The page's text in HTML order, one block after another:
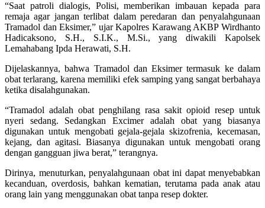
“Saat patroli dialogis, Polisi, memberikan imbauan kepada para
remaja agar jangan terlibat dalam peredaran dan penyalahgunaan
Tramadol dan Eksimer,” ujar Kapolres Karawang AKBP Wirdhanto
Hadicaksono, S.H., S.I.K., M.Si., yang diwakili Kapolsek
Lemahabang Ipda Herawati, S.H.
Dijelaskannya, bahwa Tramadol dan Eksimer termasuk ke dalam
obat terlarang, karena memiliki efek samping yang sangat berbahaya
ketika disalahgunakan.
“Tramadol adalah obat penghilang rasa sakit opioid resep untuk
nyeri sedang. Sedangkan Excimer adalah obat yang biasanya
digunakan untuk mengobati gejala-gejala skizofrenia, kecemasan,
kejang, dan agitasi. Biasanya digunakan untuk mengobati orang
dengan gangguan jiwa berat,” terangnya.
Dirinya, menuturkan, penyalahgunaan obat ini dapat menyebabkan
kecanduan, overdosis, bahkan kematian, terutama pada anak atau
orang lain yang menggunakan obat tanpa resep dokter.